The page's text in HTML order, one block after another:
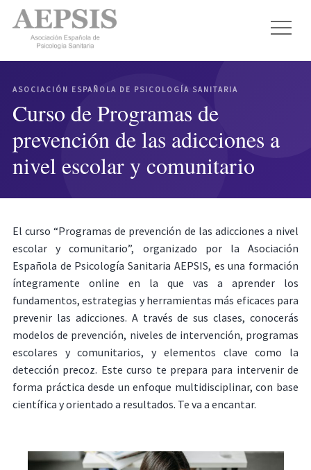
ASOCIACIÓN ESPAÑOLA DE PSICOLOGÍA SANITARIA
Curso de Programas de
prevención de las adicciones a
nivel escolar y comunitario
El curso “Programas de prevención de las adicciones a nivel
escolar y comunitario”, organizado por la Asociación
Española de Psicología Sanitaria AEPSIS, es una formación
íntegramente online en la que vas a aprender los
fundamentos, estrategias y herramientas más eficaces para
prevenir las adicciones. A través de sus clases, conocerás
modelos de prevención, niveles de intervención, programas
escolares y comunitarios, y elementos clave como la
detección precoz. Este curso te prepara para intervenir de
forma práctica desde un enfoque multidisciplinar, con base
científica y orientado a resultados. Te va a encantar.